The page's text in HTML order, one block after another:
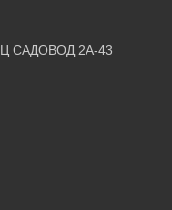
САДОВОД 2А-43